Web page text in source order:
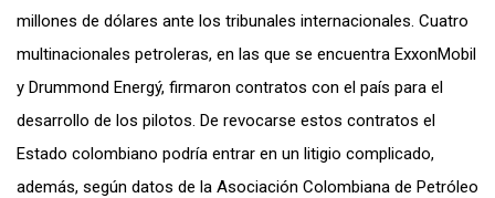
millones de dólares ante los tribunales internacionales. Cuatro
multinacionales petroleras, en las que se encuentra ExxonMobil
y Drummond Energý, firmaron contratos con el país para el
desarrollo de los pilotos. De revocarse estos contratos el
Estado colombiano podría entrar en un litigio complicado,
además, según datos de la Asociación Colombiana de Petróleo